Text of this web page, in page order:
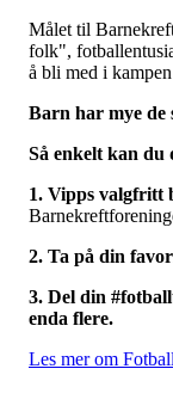
Målet til
folk",
å bli med i
Barn har mye de
Så enkelt kan du
1. Vipps valgfritt
2. Ta på din
3. Del din
enda flere.
Les mer om